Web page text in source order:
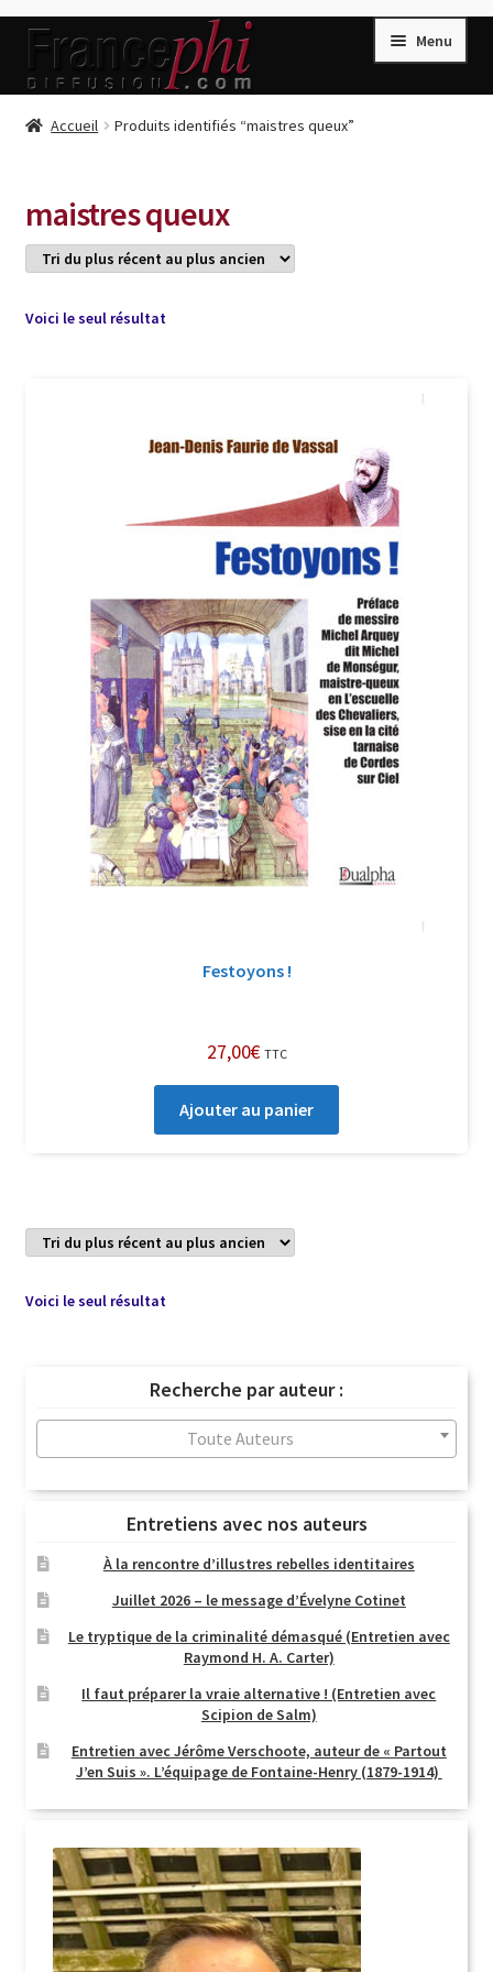
Aller
la
Aller
contenu
Menu
Accueil
Conditions de Vente
Connection
Livres de Peter Randa
Login Customizer
Nous Contacter
Politique de confidentialité et cookies
Qui sommes-nous ?
Soutien à Philippe Randa
Suivi de la Commande
Accueil Produits identifiés “maistres queux”
maistres queux
Voici le seul résultat
Festoyons !
27,00€ TTC
Ajouter au panier
Voici le seul résultat
Recherche par auteur :
Toute Auteurs
Entretiens avec nos auteurs
À la rencontre d’illustres rebelles identitaires
Juillet 2026 – le message d’Évelyne Cotinet
Le tryptique de la criminalité démasqué (Entretien avec
Raymond H. A. Carter)
Il faut préparer la vraie alternative ! (Entretien avec
Scipion de Salm)
Entretien avec Jérôme Verschoote, auteur de « Partout
J’en Suis ». L’équipage de Fontaine-Henry (1879-1914)